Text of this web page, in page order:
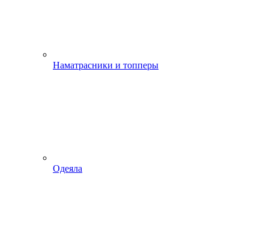
Наматрасники и топперы
Одеяла